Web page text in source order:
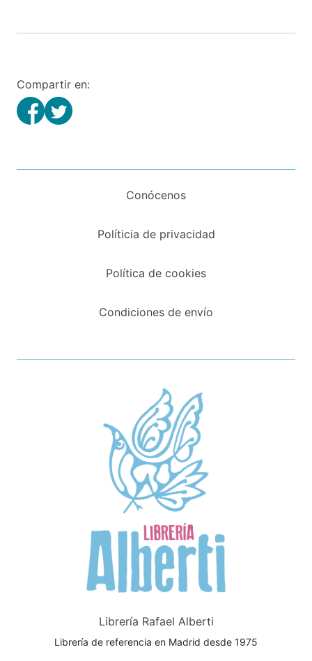
Compartir en:
Conócenos
Políticia de privacidad
Política de cookies
Condiciones de envío
Librería Rafael Alberti
Librería de referencia en Madrid desde 1975